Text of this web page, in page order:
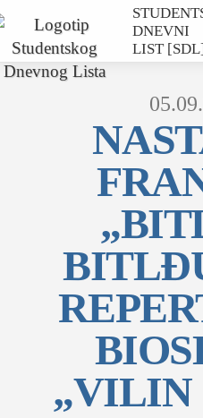
DNEVNI
LIST
prijava
SEKCIJE
društvo
kultura
sport
„VILIN